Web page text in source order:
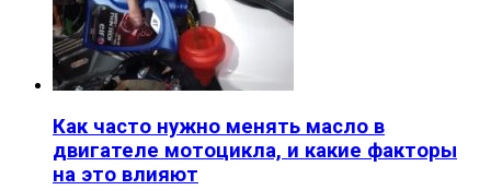
Как часто нужно менять масло в
двигателе мотоцикла, и какие факторы
на это влияют